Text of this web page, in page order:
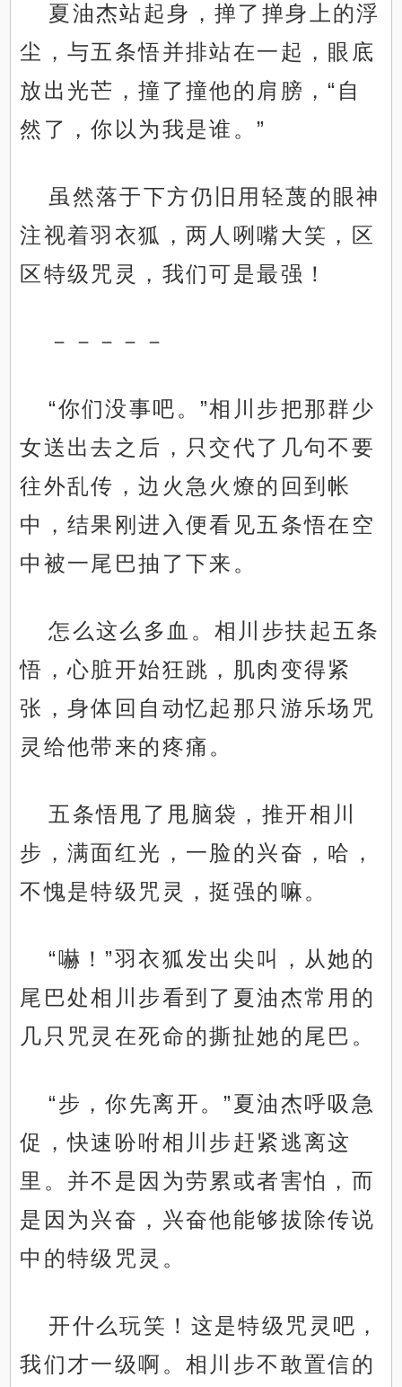
夏油杰站起身，掸了掸身上的浮
尘，与五条悟并排站在一起，眼底
放出光芒，撞了撞他的肩膀，“自
然了，你以为我是谁。”
虽然落于下方仍旧用轻蔑的眼神
注视着羽衣狐，两人咧嘴大笑，区
区特级咒灵，我们可是最强！
－－－－－
“你们没事吧。”相川步把那群少
女送出去之后，只交代了几句不要
往外乱传，边火急火燎的回到帐
中，结果刚进入便看见五条悟在空
中被一尾巴抽了下来。
怎么这么多血。相川步扶起五条
悟，心脏开始狂跳，肌肉变得紧
张，身体回自动忆起那只游乐场咒
灵给他带来的疼痛。
五条悟甩了甩脑袋，推开相川
步，满面红光，一脸的兴奋，哈，
不愧是特级咒灵，挺强的嘛。
“嚇！”羽衣狐发出尖叫，从她的
尾巴处相川步看到了夏油杰常用的
几只咒灵在死命的撕扯她的尾巴。
“步，你先离开。”夏油杰呼吸急
促，快速吩咐相川步赶紧逃离这
里。并不是因为劳累或者害怕，而
是因为兴奋，兴奋他能够拔除传说
中的特级咒灵。
开什么玩笑！这是特级咒灵吧，
我们才一级啊。相川步不敢置信的